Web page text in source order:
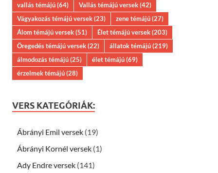
vallás témájú(64) Vallás témájú versek(42)
Vágyakozás témájú versek(23) zene témájú(27)
Álom témájú versek(51) Élet témájú versek(203)
Öregedés témájú versek(22) állatok témájú(219)
álmodozás témájú(25) élet témájú(69)
érzelmek témájú(28)
VERS KATEGÓRIÁK:
Ábrányi Emil versek (19)
Ábrányi Kornél versek (1)
Ady Endre versek (141)